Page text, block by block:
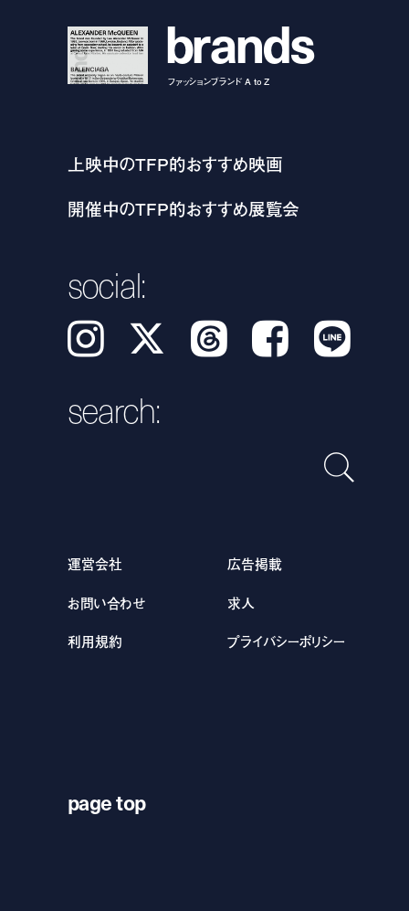
brands
ファッションブランド A to Z
上映中のTFP的おすすめ映画
開催中のTFP的おすすめ展覧会
social:
Instagram 𝕏 Threads Facebook LINE
search:
運営会社
広告掲載
お問い合わせ
求人
利用規約 プライバシーポリシー
page top